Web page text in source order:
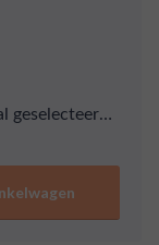
geselecteerde
12 jaar.
de rum
kruiden en